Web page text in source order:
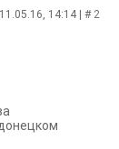
14:14 | # 2